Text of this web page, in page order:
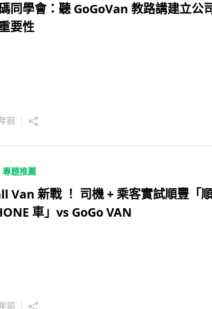
同學會：聽 GoGoVan 教路講建立公
要性
前
專題推薦
Van 新戰 ！ 司機 + 乘客實試順豐「
車」vs GoGo VAN
前